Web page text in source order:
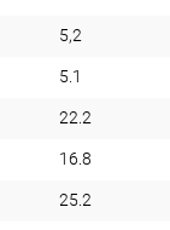
5,2
5.1
22.2
16.8
25.2